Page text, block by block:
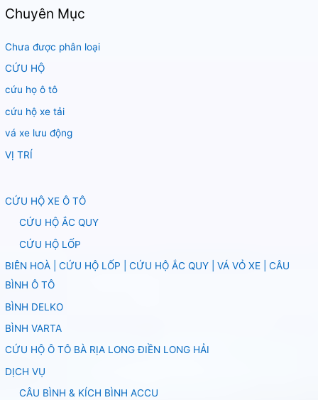
Chuyên Mục
Chưa được phân loại
CỨU HỘ
cứu họ ô tô
cứu hộ xe tải
vá xe lưu động
VỊ TRÍ
CỨU HỘ XE Ô TÔ
CỨU HỘ ẮC QUY
CỨU HỘ LỐP
BIÊN HOÀ | CỨU HỘ LỐP | CỨU HỘ ẮC QUY | VÁ VỎ XE | CÂU
BÌNH Ô TÔ
BÌNH DELKO
BÌNH VARTA
CỨU HỘ Ô TÔ BÀ RỊA LONG ĐIỀN LONG HẢI
DỊCH VỤ
CÂU BÌNH & KÍCH BÌNH ACCU